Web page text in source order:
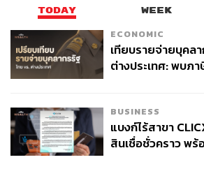
เราจะใช้วันที่ขายเหรียญหรือแลกเปลี่ยน
รายได้ สมมติว่ากลางปี 2564 คุณกมลเป็
โตได้รับเหรียญคริปโตมูลค่าวันนั้น
จาก Exchange ที่ได้รับอนุญาตจากสำนั
ได้ขายจึงเก็บเหรียญคริปโตไว้ ปรากฏว่า
รียญคริปโตออกไปได้เงินบาทมา
ธรรมเนียมแล้ว) ดังนั้นจึงไปคำนวณภาษี
2565 (ภายในสิ้นเดือนมีนาคมของปี
จริงที่เกิดขึ้นจากการขุด เช่น ค่าไฟฟ้าแล
TODAY WEEK
ECONOMIC
เทียบรายจ่ายบุคล
ต่างประเทศ: พบภ
BUSINESS
แบงก์ไร้สาขา
สินเชื่อชั่วคราว